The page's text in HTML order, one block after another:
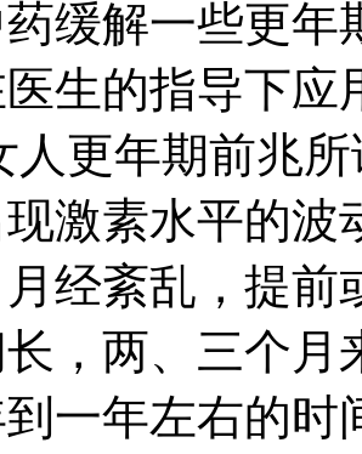
缓解一些更
生的指导下应
人更年期前兆
激素水平的波
经紊乱，提
，两、三个
一年左右的时